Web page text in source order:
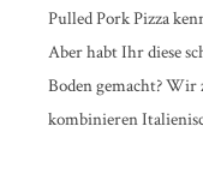
Pulled Pork Pizza
Aber habt Ihr diese
Boden gemacht? Wir
kombinieren